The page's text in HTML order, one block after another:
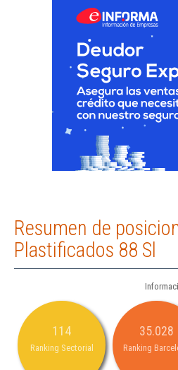
Resumen de
Plastificados 88 Sl
114
Ranking Sectorial
35.028
Ranking